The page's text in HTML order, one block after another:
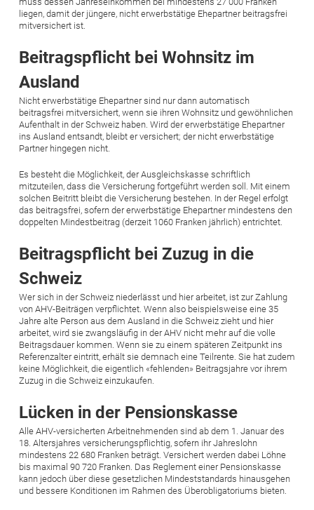
liegen, damit der jüngere, nicht erwerbstätige Ehepartner beitragsfrei
mitversichert ist.
Beitragspflicht bei Wohnsitz im
Ausland
Nicht erwerbstätige Ehepartner sind nur dann automatisch
beitragsfrei mitversichert, wenn sie ihren Wohnsitz und gewöhnlichen
Aufenthalt in der Schweiz haben. Wird der erwerbstätige Ehepartner
ins Ausland entsandt, bleibt er versichert; der nicht erwerbstätige
Partner hingegen nicht.
Es besteht die Möglichkeit, der Ausgleichskasse schriftlich
mitzuteilen, dass die Versicherung fortgeführt werden soll. Mit einem
solchen Beitritt bleibt die Versicherung bestehen. In der Regel erfolgt
das beitragsfrei, sofern der erwerbstätige Ehepartner mindestens den
doppelten Mindestbeitrag (derzeit 1060 Franken jährlich) entrichtet.
Beitragspflicht bei Zuzug in die
Schweiz
Wer sich in der Schweiz niederlässt und hier arbeitet, ist zur Zahlung
von AHV-Beiträgen verpflichtet. Wenn also beispielsweise eine 35
Jahre alte Person aus dem Ausland in die Schweiz zieht und hier
arbeitet, wird sie zwangsläufig in der AHV nicht mehr auf die volle
Beitragsdauer kommen. Wenn sie zu einem späteren Zeitpunkt ins
Referenzalter eintritt, erhält sie demnach eine Teilrente. Sie hat zudem
keine Möglichkeit, die eigentlich «fehlenden» Beitragsjahre vor ihrem
Zuzug in die Schweiz einzukaufen.
Lücken in der Pensionskasse
Alle AHV-versicherten Arbeitnehmenden sind ab dem 1. Januar des
18. Altersjahres versicherungspflichtig, sofern ihr Jahreslohn
mindestens 22 680 Franken beträgt. Versichert werden dabei Löhne
bis maximal 90 720 Franken. Das Reglement einer Pensionskasse
kann jedoch über diese gesetzlichen Mindeststandards hinausgehen
und bessere Konditionen im Rahmen des Überobligatoriums bieten.